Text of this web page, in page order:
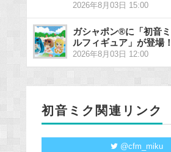
2026年8月03日 15:00
ガシャポン®に「初音
ルフィギュア」が登場！
2026年8月03日 12:00
初音ミク関連リンク
@cfm_miku